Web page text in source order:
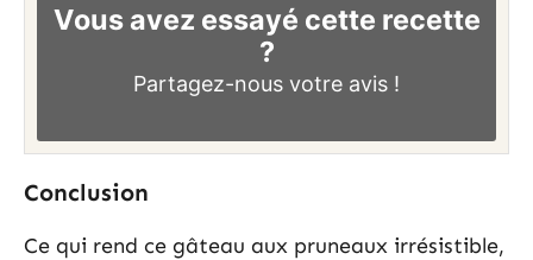
Vous avez essayé cette recette
?
Partagez-nous votre avis !
Conclusion
Ce qui rend ce gâteau aux pruneaux irrésistible,